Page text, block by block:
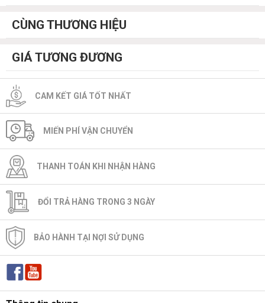
CÙNG THƯƠNG HIỆU
GIÁ TƯƠNG ĐƯƠNG
CAM KẾT GIÁ TỐT NHẤT
MIẾN PHÍ VẬN CHUYỂN
THANH TOÁN KHI NHẬN HÀNG
ĐỔI TRẢ HÀNG TRONG 3 NGÀY
BẢO HÀNH TẠI NỢI SỬ DỤNG